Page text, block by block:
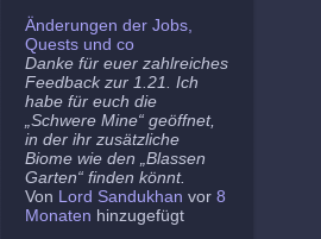
Änderungen der Jobs,
Quests und co
Danke für euer zahlreiches
Feedback zur 1.21. Ich
habe für euch die
„Schwere Mine“ geöffnet,
in der ihr zusätzliche
Biome wie den „Blassen
Garten“ finden könnt.
Von Lord Sandukhan vor 8
Monaten hinzugefügt